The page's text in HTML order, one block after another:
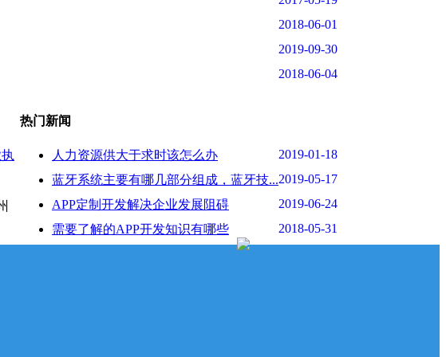
2018-06-01
2019-09-30
2018-06-04
热门新闻
人力资源供大于求时该怎么办
2019-01-18
蓝牙系统主要有哪几部分组成，蓝牙技...2019-05-17
APP定制开发解决企业发展阻碍
2019-06-24
需要了解的APP开发知识有哪些
2018-05-31